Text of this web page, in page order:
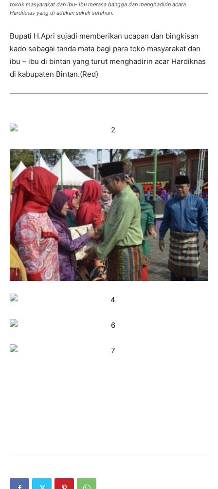
tokok masyarakat dan ibu- ibu merasa bangga dan menghadirin acara
Hardiknas yang di adakan sekali setahun.
Bupati H.Apri sujadi memberikan ucapan dan bingkisan
kado sebagai tanda mata bagi para toko masyarakat dan
ibu – ibu di bintan yang turut menghadirin acar Hardiknas
di kabupaten Bintan.(Red)